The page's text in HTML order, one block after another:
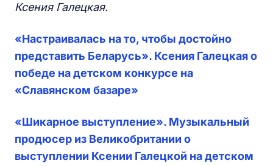
Ксения Галецкая.
«Настраивалась на то, чтобы достойно
представить Беларусь». Ксения Галецкая о
победе на детском конкурсе на
«Славянском базаре»
«Шикарное выступление». Музыкальный
продюсер из Великобритании о
выступлении Ксении Галецкой на детском